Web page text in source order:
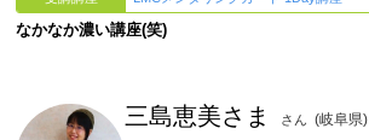
なかなか濃い講座(笑)
三島恵美さま さん (岐阜県)